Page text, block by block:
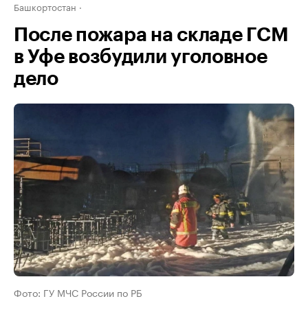
Башкортостан
После пожара на складе ГСМ
в Уфе возбудили уголовное
дело
Фото: ГУ МЧС России по РБ